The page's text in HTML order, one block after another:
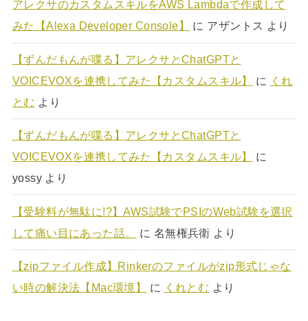
アレクサのカスタムスキルをAWS Lambdaで作成して
みた【Alexa Developer Console】
に アザントス より
【ずんだもんが喋る】アレクサとChatGPTと
VOICEVOXを連携してみた【カスタムスキル】
に
くれ
とむ より
【ずんだもんが喋る】アレクサとChatGPTと
VOICEVOXを連携してみた【カスタムスキル】
に
yossyより
【受験料が無駄に!?】AWS試験でPSIのWeb試験を選択
して痛い目にあった話。
に 名無権兵衛 より
【zipファイル作成】Rinkerのファイルがzip形式じゃな
い時の解決法【Mac環境】
に くれとむ より